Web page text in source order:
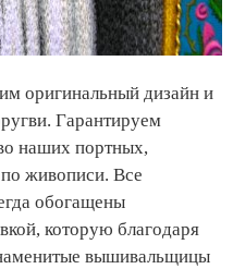
оригинальный дизайн и
Гарантируем
наших портных,
живописи. Все
обогащены
которую благодаря
вышивальщицы